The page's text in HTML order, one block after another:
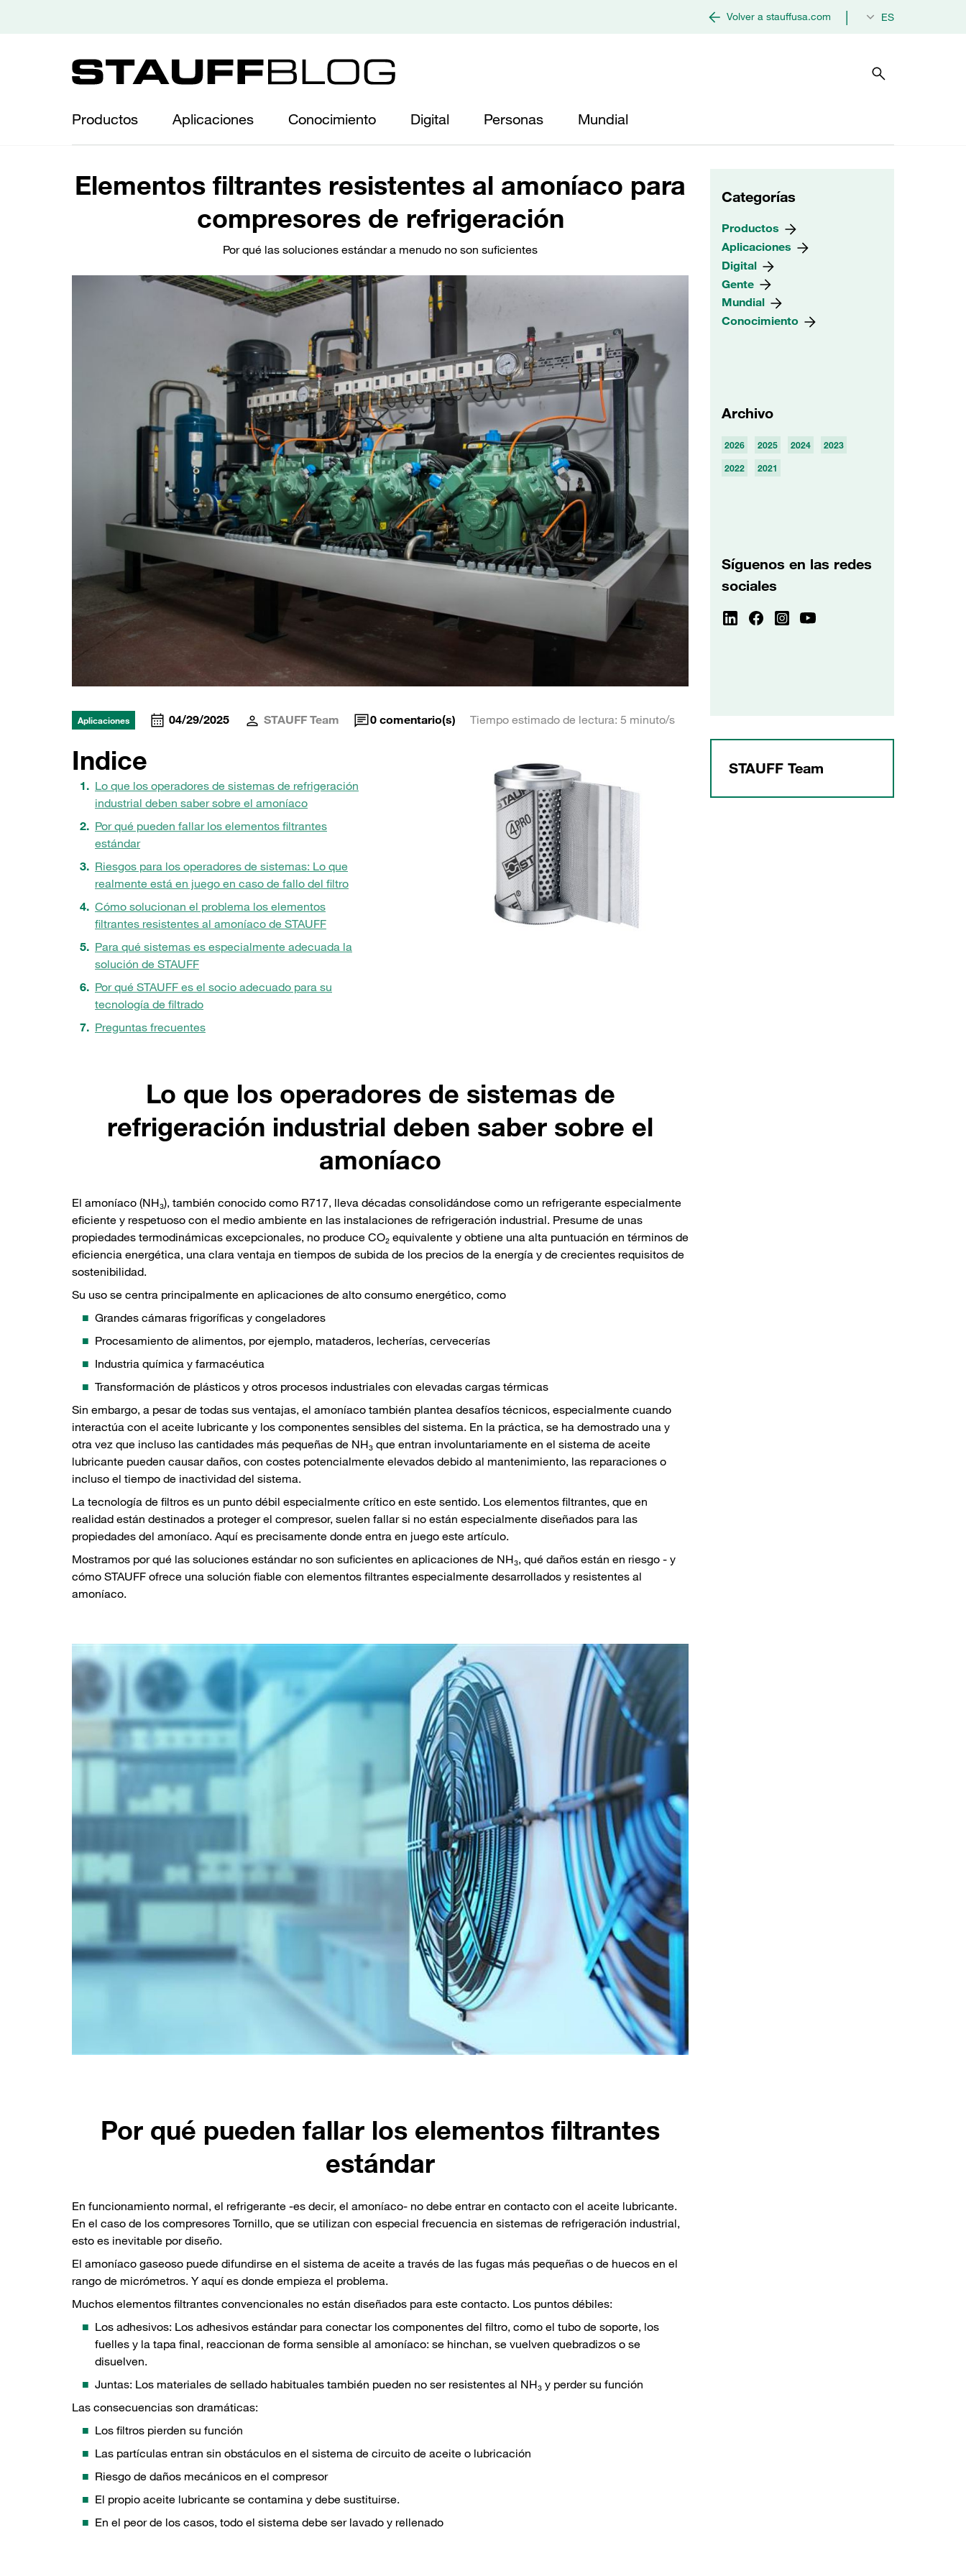
Volver a stauffusa.com ES
Productos Aplicaciones Conocimiento Digital Personas Mundial
Elementos filtrantes resistentes al amoníaco para
compresores de refrigeración
Por qué las soluciones estándar a menudo no son suficientes
Aplicaciones 04/29/2025 STAUFF Team 0 comentario(s) Tiempo estimado de lectura: 5 minuto/s
Indice
Lo que los operadores de sistemas de refrigeración
industrial deben saber sobre el amoníaco
Por qué pueden fallar los elementos filtrantes
estándar
Riesgos para los operadores de sistemas: Lo que
realmente está en juego en caso de fallo del filtro
Cómo solucionan el problema los elementos
filtrantes resistentes al amoníaco de STAUFF
Para qué sistemas es especialmente adecuada la
solución de STAUFF
Por qué STAUFF es el socio adecuado para su
tecnología de filtrado
Preguntas frecuentes
Lo que los operadores de sistemas de
refrigeración industrial deben saber sobre el
amoníaco
El amoníaco (NH₃), también conocido como R717, lleva décadas consolidándose como un refrigerante especialmente
eficiente y respetuoso con el medio ambiente en las instalaciones de refrigeración industrial. Presume de unas
propiedades termodinámicas excepcionales, no produce CO₂ equivalente y obtiene una alta puntuación en términos de
eficiencia energética, una clara ventaja en tiempos de subida de los precios de la energía y de crecientes requisitos de
sostenibilidad.
Su uso se centra principalmente en aplicaciones de alto consumo energético, como
Grandes cámaras frigoríficas y congeladores
Procesamiento de alimentos, por ejemplo, mataderos, lecherías, cervecerías
Industria química y farmacéutica
Transformación de plásticos y otros procesos industriales con elevadas cargas térmicas
Sin embargo, a pesar de todas sus ventajas, el amoníaco también plantea desafíos técnicos, especialmente cuando
interactúa con el aceite lubricante y los componentes sensibles del sistema. En la práctica, se ha demostrado una y
otra vez que incluso las cantidades más pequeñas de NH₃ que entran involuntariamente en el sistema de aceite
lubricante pueden causar daños, con costes potencialmente elevados debido al mantenimiento, las reparaciones o
incluso el tiempo de inactividad del sistema.
La tecnología de filtros es un punto débil especialmente crítico en este sentido. Los elementos filtrantes, que en
realidad están destinados a proteger el compresor, suelen fallar si no están especialmente diseñados para las
propiedades del amoníaco. Aquí es precisamente donde entra en juego este artículo.
Mostramos por qué las soluciones estándar no son suficientes en aplicaciones de NH₃, qué daños están en riesgo - y
cómo STAUFF ofrece una solución fiable con elementos filtrantes especialmente desarrollados y resistentes al
amoníaco.
Por qué pueden fallar los elementos filtrantes
estándar
En funcionamiento normal, el refrigerante -es decir, el amoníaco- no debe entrar en contacto con el aceite lubricante.
En el caso de los compresores Tornillo, que se utilizan con especial frecuencia en sistemas de refrigeración industrial,
esto es inevitable por diseño.
El amoníaco gaseoso puede difundirse en el sistema de aceite a través de las fugas más pequeñas o de huecos en el
rango de micrómetros. Y aquí es donde empieza el problema.
Muchos elementos filtrantes convencionales no están diseñados para este contacto. Los puntos débiles:
Los adhesivos: Los adhesivos estándar para conectar los componentes del filtro, como el tubo de soporte, los
fuelles y la tapa final, reaccionan de forma sensible al amoníaco: se hinchan, se vuelven quebradizos o se
disuelven.
Juntas: Los materiales de sellado habituales también pueden no ser resistentes al NH₃ y perder su función
Las consecuencias son dramáticas:
Los filtros pierden su función
Las partículas entran sin obstáculos en el sistema de circuito de aceite o lubricación
Riesgo de daños mecánicos en el compresor
El propio aceite lubricante se contamina y debe sustituirse.
En el peor de los casos, todo el sistema debe ser lavado y rellenado
Categorías
Productos
Aplicaciones
Digital
Gente
Mundial
Conocimiento
Archivo
2026 2025 2024
2023
2022
2021
Síguenos en las redes
sociales
STAUFF Team